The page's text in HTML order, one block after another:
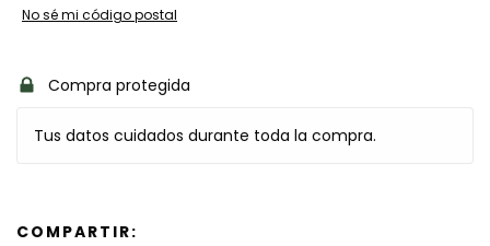
No sé mi código postal
Compra protegida
Tus datos cuidados durante toda la compra.
COMPARTIR: